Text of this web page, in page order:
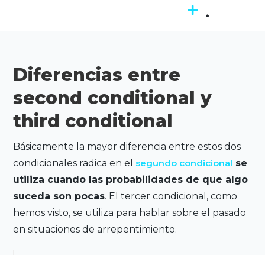
Diferencias entre
second conditional y
third conditional
Básicamente la mayor diferencia entre estos dos
condicionales radica en el segundo condicional se
utiliza cuando las probabilidades de que algo
suceda son pocas. El tercer condicional, como
hemos visto, se utiliza para hablar sobre el pasado
en situaciones de arrepentimiento.